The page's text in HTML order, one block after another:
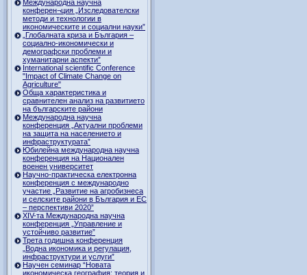
Международна научна
конферен¬ция „Изследователски
методи и технологии в
икономическите и социални науки”
„Глобалната криза и България –
социално-икономически и
демографски проблеми и
хуманитарни аспекти”
International scientific Conference
"Impact of Climate Change on
Agriculture"
Обща характеристика и
сравнителен анализ на развитието
на българските райони
Международна научна
конференция „Актуални проблеми
на защита на населението и
инфраструктурата”
Юбилейна международна научна
конференция на Национален
военен университет
Научно-практическа електронна
конференция с международно
участие „Развитие на агробизнеса
и селските райони в България и ЕС
– перспективи 2020”
XIV-та Международна научна
конференция „Управление и
устойчиво развитие”
Трета годишна конференция
„Водна икономика и регулация,
инфраструктури и услуги”
Научен семинар “Новата
икономическа география: теория и